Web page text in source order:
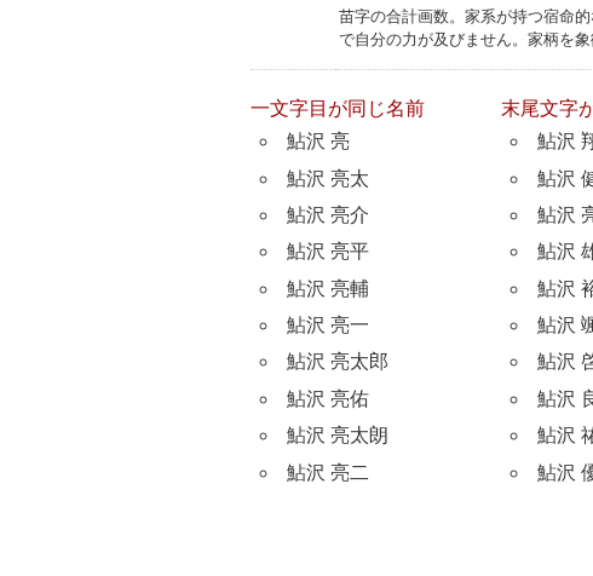
苗字の合計画数。家系が持つ宿命
で自分の力が及びません。家柄を象
一文字目が同じ名前
鮎沢 亮
鮎沢 亮太
鮎沢 亮介
鮎沢 亮平
鮎沢 亮輔
鮎沢 亮一
鮎沢 亮太郎
鮎沢 亮佑
鮎沢 亮太朗
鮎沢 亮二
末尾文字
鮎沢
鮎沢
鮎沢
鮎沢
鮎沢
鮎沢
鮎沢
鮎沢
鮎沢
鮎沢